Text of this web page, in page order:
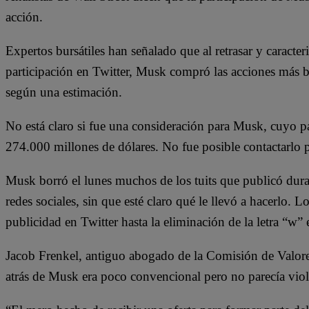
acción.
Expertos bursátiles han señalado que al retrasar y
participación en Twitter, Musk compró las acciones más
según una estimación.
No está claro si fue una consideración para Musk, cuyo
274.000 millones de dólares. No fue posible contactarlo
Musk borró el lunes muchos de los tuits que publicó
redes sociales, sin que esté claro qué le llevó a hacerlo.
publicidad en Twitter hasta la eliminación de la letra “w”
Jacob Frenkel, antiguo abogado de la Comisión de
atrás de Musk era poco convencional pero no parecía